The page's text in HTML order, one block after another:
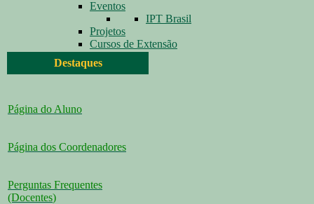
Eventos
IPT Brasil
Projetos
Cursos de Extensão
Destaques
Página do Aluno
Página dos Coordenadores
Perguntas Frequentes
(Docentes)